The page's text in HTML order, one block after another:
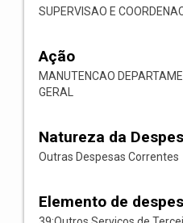
SUPERVISAO E
Ação
MANUTENCAO
GERAL
Natureza da
Outras Despesas Correntes
Elemento de